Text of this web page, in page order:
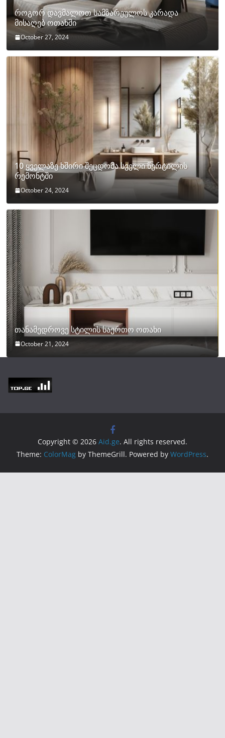
როგორ დავმალოთ სამზარეულოს კარადა
მისაღებ ოთახში
October 27, 2024
10 ყველაზე ხშირი შეცდომა სველი წერტილის
რემონტში
October 24, 2024
თანამედროვე სტილის საერთო ოთახი
October 21, 2024
Copyright © 2026 Aid.ge. All rights reserved.
Theme: ColorMag by ThemeGrill. Powered by WordPress.